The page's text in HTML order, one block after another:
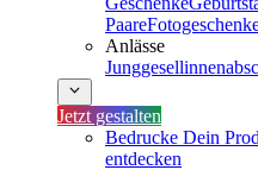
Paare
Anlässe
Jetzt gestalten
Bedrucke Dein
entdecken